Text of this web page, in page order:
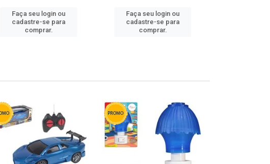
Faça seu login ou
cadastre-se para
comprar.
Faça seu login ou
cadastre-se para
comprar.